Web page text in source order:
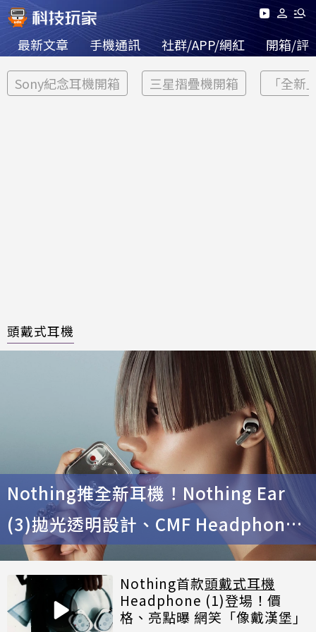
最新文章 手機通訊 社群/APP/網紅 開箱/評
Sony紀念耳機開箱 三星摺疊機開箱 「全新
頭戴式耳機
Nothing推全新耳機！Nothing Ear
(3)拋光透明設計、CMF Headphone
Pro續航百小時
Nothing首款頭戴式耳機
Headphone (1)登場！價
格、亮點曝 網笑「像戴漢堡」